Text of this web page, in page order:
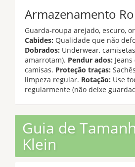
Armazenamento
Guarda-roupa arejado, escuro,
Cabides: Qualidade que não
Dobrados: Underwear,
amarrotam). Pendur ados:
camisas. Proteção traças:
limpeza regular. Rotação: Use
regularmente (não deixe
Guia de
Klein